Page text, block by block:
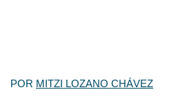
POR MITZI LOZANO CHÁVEZ